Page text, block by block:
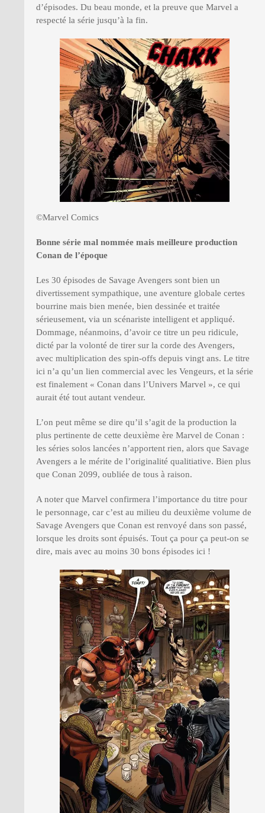
d’épisodes. Du beau monde, et la preuve que Marvel a
respecté la série jusqu’à la fin.
©Marvel Comics
Bonne série mal nommée mais meilleure production
Conan de l’époque
Les 30 épisodes de Savage Avengers sont bien un
divertissement sympathique, une aventure globale certes
bourrine mais bien menée, bien dessinée et traitée
sérieusement, via un scénariste intelligent et appliqué.
Dommage, néanmoins, d’avoir ce titre un peu ridicule,
dicté par la volonté de tirer sur la corde des Avengers,
avec multiplication des spin-offs depuis vingt ans. Le titre
ici n’a qu’un lien commercial avec les Vengeurs, et la série
est finalement « Conan dans l’Univers Marvel », ce qui
aurait été tout autant vendeur.
L’on peut même se dire qu’il s’agit de la production la
plus pertinente de cette deuxième ère Marvel de Conan :
les séries solos lancées n’apportent rien, alors que Savage
Avengers a le mérite de l’originalité qualitiative. Bien plus
que Conan 2099, oubliée de tous à raison.
A noter que Marvel confirmera l’importance du titre pour
le personnage, car c’est au milieu du deuxième volume de
Savage Avengers que Conan est renvoyé dans son passé,
lorsque les droits sont épuisés. Tout ça pour ça peut-on se
dire, mais avec au moins 30 bons épisodes ici !